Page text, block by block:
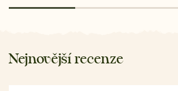
Nejnovější recenze